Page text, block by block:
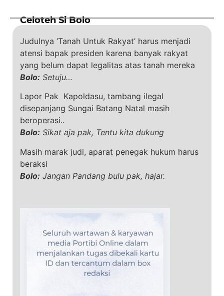
Celoteh Si Bolo
Judulnya ‘Tanah Untuk Rakyat’ harus menjadi
atensi bapak presiden karena banyak rakyat
yang belum dapat legalitas atas tanah mereka
Bolo: Setuju…
Lapor Pak Kapoldasu, tambang ilegal
disepanjang Sungai Batang Natal masih
beroperasi..
Bolo: Sikat aja pak, Tentu kita dukung
Masih marak judi, aparat penegak hukum harus
beraksi
Bolo: Jangan Pandang bulu pak, hajar.